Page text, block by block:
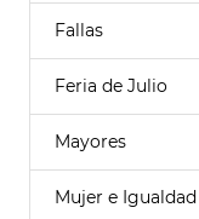
Fallas
Feria de Julio
Mayores
Mujer e Igualdad